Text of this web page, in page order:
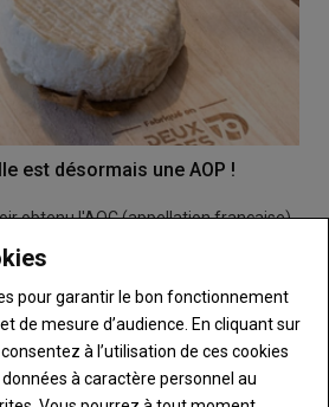
est désormais une AOP !
obtenu l'AOC (appellation française),
de décrocher son…
pour garantir le bon fonctionnement
de mesure d’audience. En cliquant sur
à l’utilisation de ces cookies
à caractère personnel au